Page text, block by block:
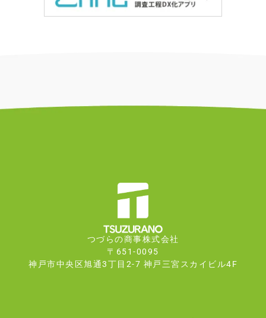
つづらの商事株式会社
〒651-0095
神戸市中央区旭通3丁目2-7 神戸三宮スカイビル4F